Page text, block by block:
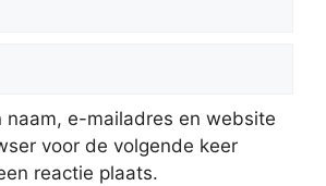
naam, e-mailadres en website
voor de volgende keer
reactie plaats.